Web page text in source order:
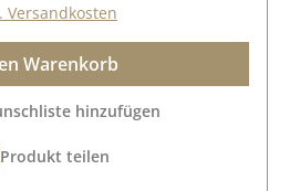
Versandkosten
Warenkorb
hinzufügen
Produkt teilen